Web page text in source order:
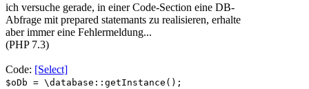
ich versuche gerade, in einer Code-Section eine DB-
Abfrage mit prepared statemants zu realisieren, erhalte
aber immer eine Fehlermeldung...
(PHP 7.3)
Code: [Select]
$oDb = \database::getInstance();